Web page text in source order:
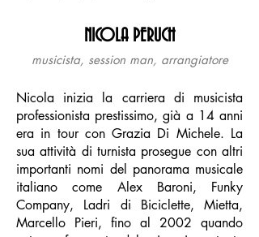
NICOLA PERUCH
musicista, session man, arrangiatore
Nicola inizia la carriera di musicista
professionista prestissimo, già a 14 anni
era in tour con Grazia Di Michele. La
sua attività di turnista prosegue con altri
importanti nomi del panorama musicale
italiano come Alex Baroni, Funky
Company, Ladri di Biciclette, Mietta,
Marcello Pieri, fino al 2002 quando